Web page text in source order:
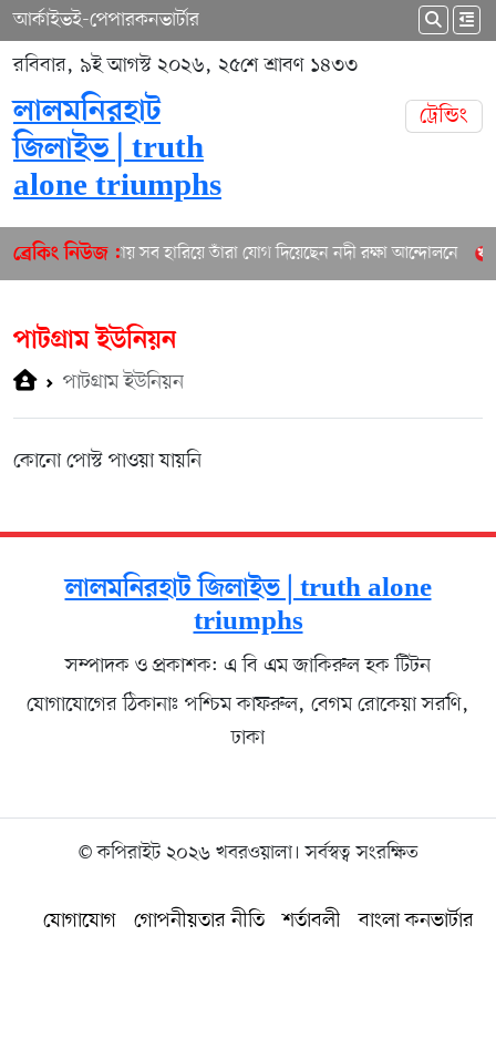
আর্কাইভই-পেপারকনভার্টার
রবিবার, ৯ই আগস্ট ২০২৬, ২৫শে শ্রাবণ ১৪৩৩
লালমনিরহাট
জিলাইভ | truth
alone triumphs
ট্রেন্ডিং
ব্রেকিং নিউজ :তিস্তায় সব হারিয়ে তাঁরা যোগ দিয়েছেন নদী রক্ষা আন্দোলনে
পাটগ্রাম ইউনিয়ন
পাটগ্রাম ইউনিয়ন
কোনো পোস্ট পাওয়া যায়নি
লালমনিরহাট জিলাইভ | truth alone
triumphs
সম্পাদক ও প্রকাশক: এ বি এম জাকিরুল হক টিটন
যোগাযোগের ঠিকানাঃ পশ্চিম কাফরুল, বেগম রোকেয়া সরণি,
ঢাকা
© কপিরাইট ২০২৬ খবরওয়ালা। সর্বস্বত্ব সংরক্ষিত
যোগাযোগ গোপনীয়তার নীতি শর্তাবলী বাংলা কনভার্টার